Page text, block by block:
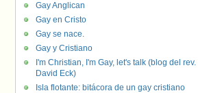
Gay Anglican
Gay en Cristo
Gay se nace.
Gay y Cristiano
I'm Christian, I'm Gay, let's talk (blog del rev.
David Eck)
Isla flotante: bitácora de un gay cristiano